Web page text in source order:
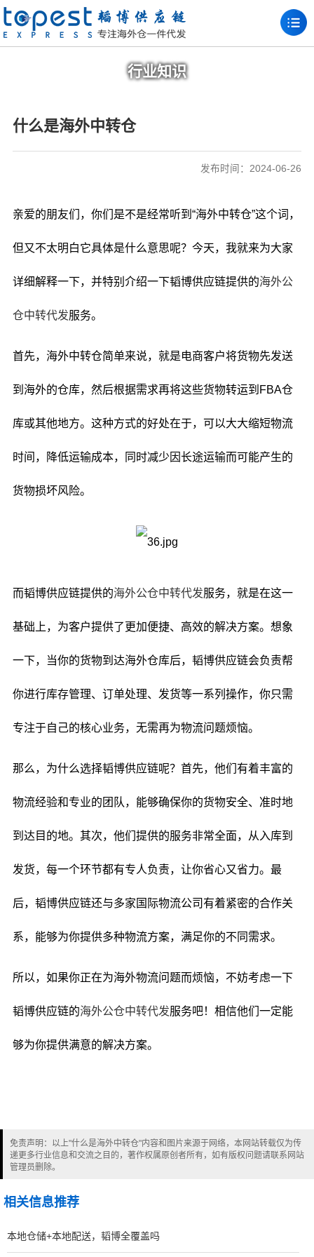
行业知识
什么是海外中转仓
发布时间：2024-06-26
亲爱的朋友们，你们是不是经常听到“海外中转仓”这个词，
但又不太明白它具体是什么意思呢？今天，我就来为大家
详细解释一下，并特别介绍一下韬博供应链提供的海外公
仓中转代发服务。
首先，海外中转仓简单来说，就是电商客户将货物先发送
到海外的仓库，然后根据需求再将这些货物转运到FBA仓
库或其他地方。这种方式的好处在于，可以大大缩短物流
时间，降低运输成本，同时减少因长途运输而可能产生的
货物损坏风险。
而韬博供应链提供的海外公仓中转代发服务，就是在这一
基础上，为客户提供了更加便捷、高效的解决方案。想象
一下，当你的货物到达海外仓库后，韬博供应链会负责帮
你进行库存管理、订单处理、发货等一系列操作，你只需
专注于自己的核心业务，无需再为物流问题烦恼。
那么，为什么选择韬博供应链呢？首先，他们有着丰富的
物流经验和专业的团队，能够确保你的货物安全、准时地
到达目的地。其次，他们提供的服务非常全面，从入库到
发货，每一个环节都有专人负责，让你省心又省力。最
后，韬博供应链还与多家国际物流公司有着紧密的合作关
系，能够为你提供多种物流方案，满足你的不同需求。
所以，如果你正在为海外物流问题而烦恼，不妨考虑一下
韬博供应链的海外公仓中转代发服务吧！相信他们一定能
够为你提供满意的解决方案。
免责声明：以上"什么是海外中转仓"内容和图片来源于网络，本网站转载仅为传
递更多行业信息和交流之目的，著作权属原创者所有，如有版权问题请联系网站
管理员删除。
相关信息推荐
本地仓储+本地配送，韬博全覆盖吗